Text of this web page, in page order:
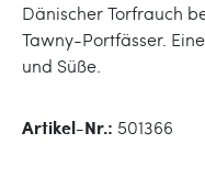
Dänischer Torfrauch
Tawny-Portfässer.
und Süße.
Artikel-Nr.: 501366